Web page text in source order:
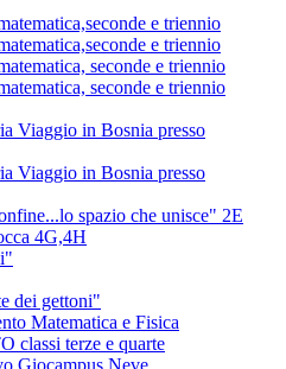
e triennio
e triennio
seconde e triennio
seconde e triennio
Viaggio in Bosnia presso
Viaggio in Bosnia presso
spazio che unisce" 2E
4G,4H
dei gettoni"
Matematica e Fisica
classi terze e quarte